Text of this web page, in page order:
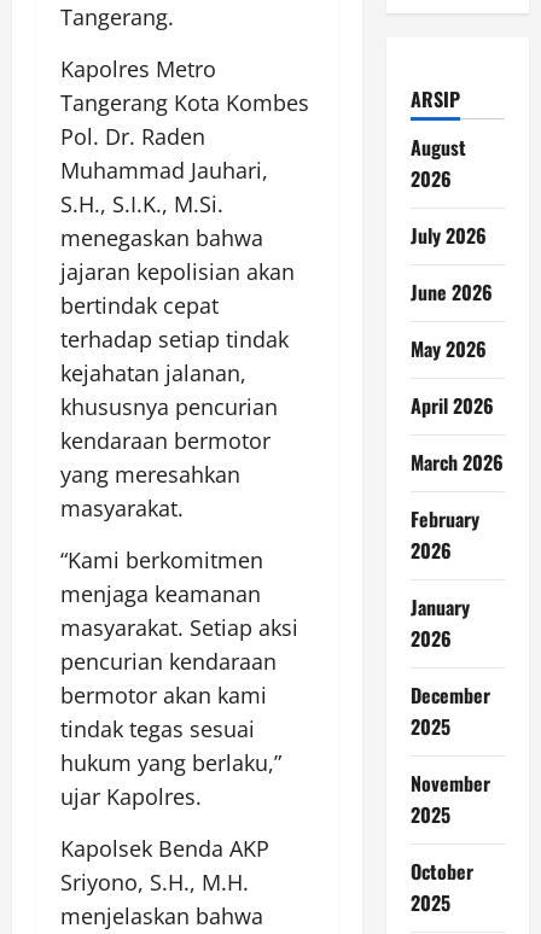
Tangerang.
Kapolres Metro
Tangerang Kota Kombes
Pol. Dr. Raden
Muhammad Jauhari,
S.H., S.I.K., M.Si.
menegaskan bahwa
jajaran kepolisian akan
bertindak cepat
terhadap setiap tindak
kejahatan jalanan,
khususnya pencurian
kendaraan bermotor
yang meresahkan
masyarakat.
“Kami berkomitmen
menjaga keamanan
masyarakat. Setiap aksi
pencurian kendaraan
bermotor akan kami
tindak tegas sesuai
hukum yang berlaku,”
ujar Kapolres.
Kapolsek Benda AKP
Sriyono, S.H., M.H.
menjelaskan bahwa
ARSIP
August
2026
July 2026
June 2026
May 2026
April 2026
March 2026
February
2026
January
2026
December
2025
November
2025
October
2025